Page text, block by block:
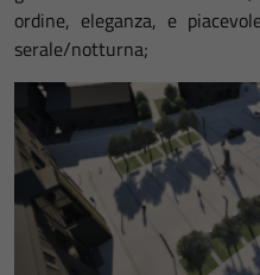
ordine, eleganza, e
serale/notturna;